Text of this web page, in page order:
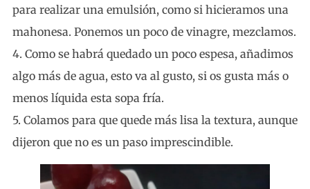
para realizar una emulsión, como si hicieramos una
mahonesa. Ponemos un poco de vinagre, mezclamos.
4. Como se habrá quedado un poco espesa, añadimos
algo más de agua, esto va al gusto, si os gusta más o
menos líquida esta sopa fría.
5. Colamos para que quede más lisa la textura, aunque
dijeron que no es un paso imprescindible.